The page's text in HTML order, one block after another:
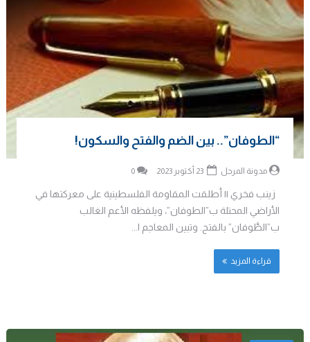
“الطوفان”.. بين الضم والفتح والسكون!
مدونة المرجل 0
زينب فخري || أطلقت المقاومة الفلسطينية على معركتها في
الأراضي المحتلة ب”الطوفان”، ويلفظه الأعم الغالب
ب”الطَّوفان” بالفتح. وتبين المعاجم ا...
قراءة المزيد